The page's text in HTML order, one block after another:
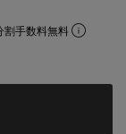
割手数料無料